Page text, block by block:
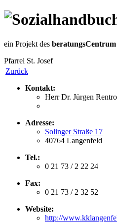
ein Projekt des
Pfarrei St. Josef
Zurück
Kontakt:
Herr Dr. Jürgen
Adresse:
Solinger Straße 17
40764 Langenfeld
Tel.:
0 21 73 / 2 22 24
Fax:
0 21 73 / 2 32 52
Website:
http://